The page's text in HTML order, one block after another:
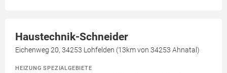
Haustechnik-Schneider
Eichenweg 20, 34253 Lohfelden (13km von 34253 Ahnatal)
HEIZUNG SPEZIALGEBIETE